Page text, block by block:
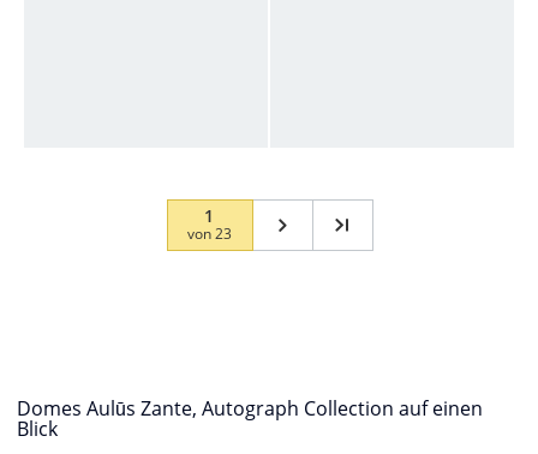
1
von23
Domes Aulūs Zante, Autograph Collection auf einen
Blick